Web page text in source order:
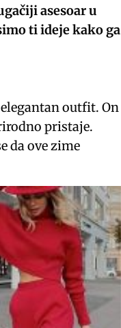
asesoar u
ti ideje kako ga
outfit. On
pristaje.
da ove zime